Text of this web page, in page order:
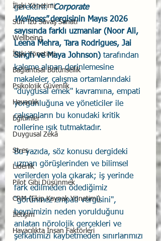
İlişki Yönetimi
Sun Tzu Savaş Sanatı
Wellbeing
İlişki Yönetimi
Bağlantısal Bütünsellik
Psikolojik Güvenlik
Havacılık
Eğitimler
Duygusal Zekâ
Stres
Liderlik
Pilot Gibi Düşünmek
CRM (Ekip Kaynak Yönetimi)
İletişim
Havacılıkta İnsan Faktörleri
gerektirir. "Corporate
Wellness" dergisinin Mayıs 2026
sayısında farklı uzmanlar (Noor Ali,
Leena Mehra, Tara Rodrigues, Jai
Singh ve Maya Johnson) tarafından
kaleme alınan derinlemesine
makaleler, çalışma ortamlarındaki
"duygusal emek" kavramına, empati
yorgunluğuna ve yöneticiler ile
çalışanların bu konudaki kritik
rollerine ışık tutmaktadır.
Bu yazıda, söz konusu dergideki
uzman görüşlerinden ve bilimsel
verilerden yola çıkarak; iş yerinde
fark edilmeden ödediğimiz
"görünmez empati vergisini",
beynimizin neden yorulduğunu
anlatan nörolojik gerçekleri ve
şefkatimizi kaybetmeden sınırlarımızı